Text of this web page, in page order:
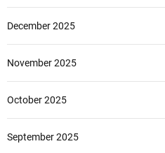
December 2025
November 2025
October 2025
September 2025